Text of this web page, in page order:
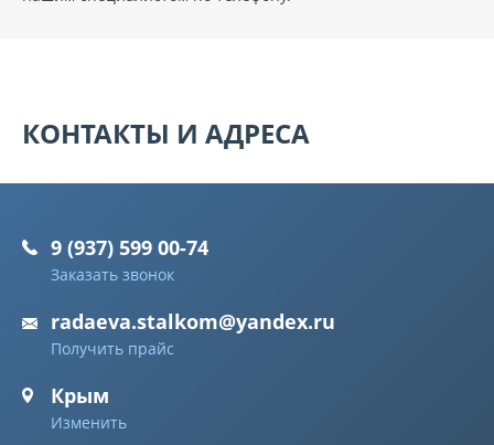
КОНТАКТЫ И АДРЕСА
9 (937) 599 00-74
Заказать звонок
radaeva.stalkom@yandex.ru
Получить прайс
Крым
Изменить